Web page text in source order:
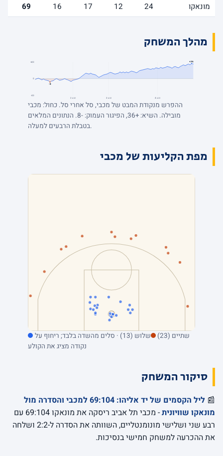
מונאקו
24
12
17
16
69
מהלך המשחק
+40
0
-40
+36
-8
רבע 2 רבע 3 רבע 4
ההפרש מנקודת המבט של מכבי, סל אחרי סל. כחול: מכבי
מובילה. השיא: +36, הפיגור העמוק: -8. הנתונים המלאים
בטבלת הרבעים למעלה.
מפת הקליעות של מכבי
שתיים (23)
שלוש (13) · סלים מהשדה בלבד; ריחוף על
נקודה מציג את הקולע
סיקור המשחק
📰
ליל הקסמים של יד אליהו: 69:104 למכבי והסדרה מול
מונאקו שוויונית
- מכבי תל אביב ריסקה את מונאקו 69:104 עם
רבע שני ושלישי מונומנטליים, השוותה את הסדרה ל-2:2 ושלחה
את ההכרעה למשחק חמישי בנסיכות.